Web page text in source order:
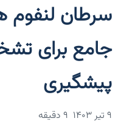
سرطان لنفوم
جامع برای
پیشگیری
۹ تیر ۱۴۰۳